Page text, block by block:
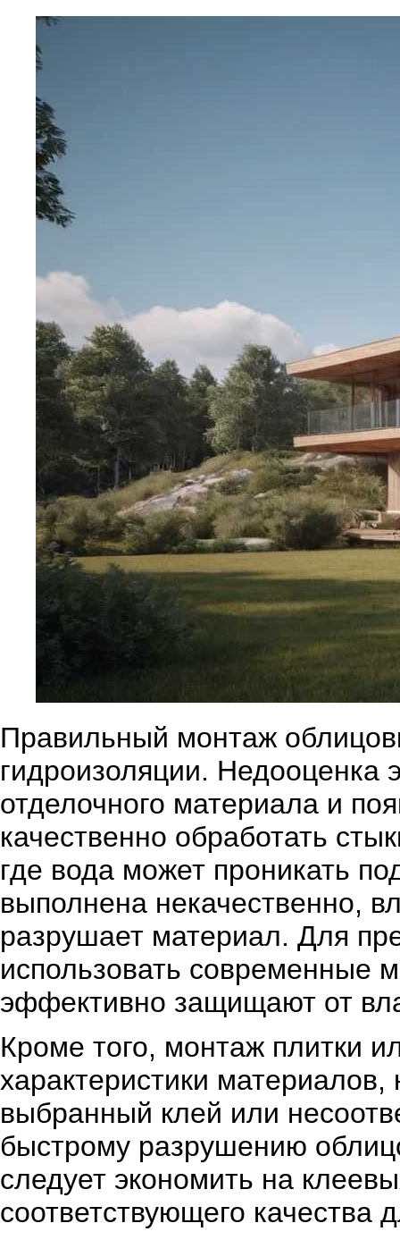
Правильный монтаж
гидроизоляции. Недооценка
отделочного материала и
качественно обработать
где вода может проникать
выполнена некачественно,
разрушает материал. Для
использовать современные
эффективно защищают от
Кроме того, монтаж плитки
характеристики
выбранный клей или
быстрому разрушению
следует экономить на
соответствующего